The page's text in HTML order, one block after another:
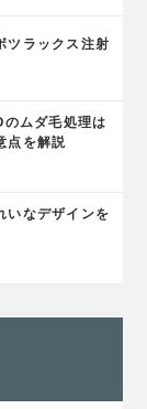
ツラックス注射
ムダ毛処理は
点を解説
いなデザインを